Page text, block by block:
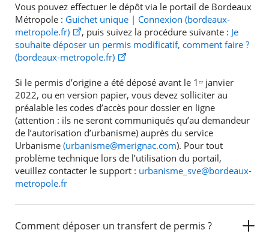
Vous pouvez effectuer le dépôt via le portail de Bordeaux
Métropole : Guichet unique | Connexion (bordeaux-
metropole.fr)
, puis suivez la procédure suivante : Je
souhaite déposer un permis modificatif, comment faire ?
(bordeaux-metropole.fr)
Si le permis d’origine a été déposé avant le 1ᵉʳ janvier
2022, ou en version papier, vous devez solliciter au
préalable les codes d’accès pour dossier en ligne
(attention : ils ne seront communiqués qu’au demandeur
de l’autorisation d’urbanisme) auprès du service
Urbanisme(urbanisme@merignac.com). Pour tout
problème technique lors de l’utilisation du portail,
veuillez contacter le support : urbanisme_sve@bordeaux-
metropole.fr
Comment déposer un transfert de permis ?